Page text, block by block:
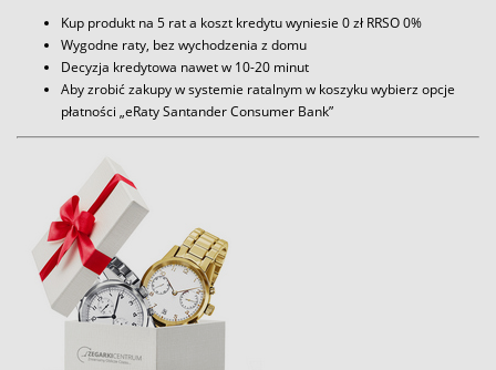
Kup produkt na 5 rat a koszt kredytu wyniesie 0 zł RRSO 0%
Wygodne raty, bez wychodzenia z domu
Decyzja kredytowa nawet w 10-20 minut
Aby zrobić zakupy w systemie ratalnym w koszyku wybierz opcje
płatności „eRaty Santander Consumer Bank”